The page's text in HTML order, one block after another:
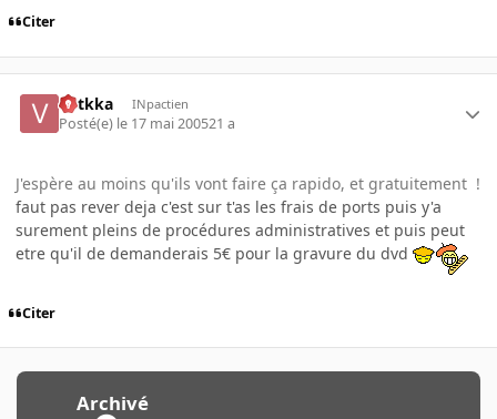
Citer
votkka INpactien
Posté(e) le 17 mai 200521 a
J'espère au moins qu'ils vont faire ça rapido, et gratuitement !
faut pas rever deja c'est sur t'as les frais de ports puis y'a
surement pleins de procédures administratives et puis peut
etre qu'il de demanderais 5€ pour la gravure du dvd
Citer
Archivé